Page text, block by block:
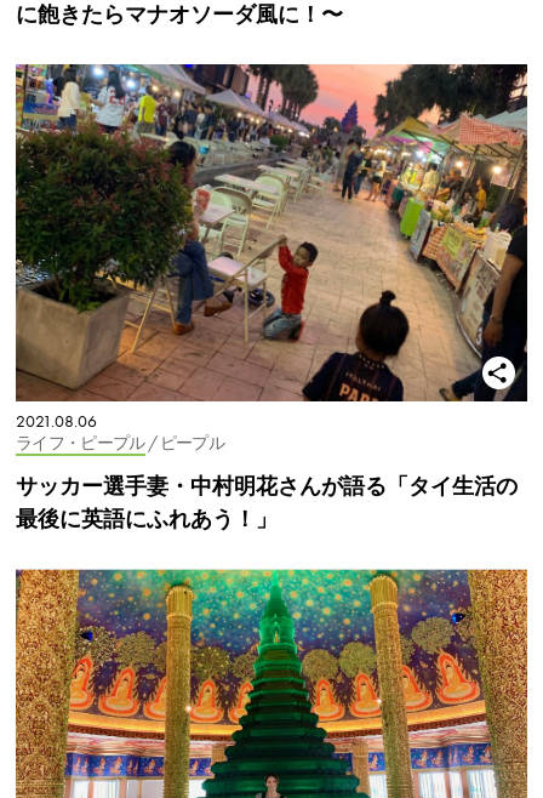
に飽きたらマナオソーダ風に！〜
2021.08.06
ライフ・ピープル/ ピープル
サッカー選手妻・中村明花さんが語る「タイ生活の
最後に英語にふれあう！」